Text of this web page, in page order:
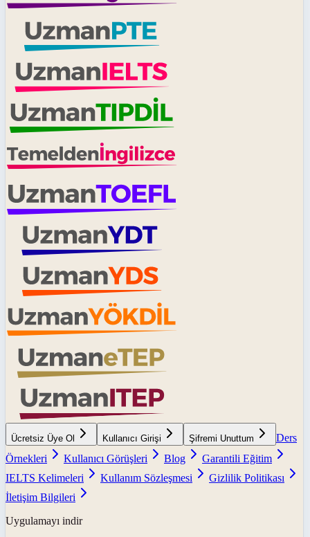
Ücretsiz Üye Ol Kullanıcı Girişi Şifremi Unuttum
Ders
Örnekleri
Kullanıcı Görüşleri Blog
Garantili Eğitim
IELTS Kelimeleri
Kullanım Sözleşmesi
Gizlilik Politikası
İletişim Bilgileri
Uygulamayı indir